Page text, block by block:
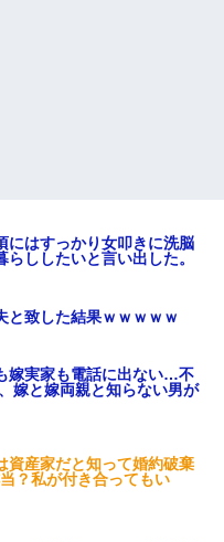
にはすっかり女叩きに洗脳
ししたいと言い出した。
と致した結果ｗｗｗｗｗ
嫁実家も電話に出ない…不
嫁と嫁両親と知らない男が
資産家だと知って婚約破棄
？私が付き合ってもい